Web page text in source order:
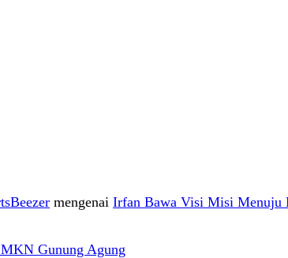
mengenai Irfan Bawa Visi Misi Menuju
Gunung Agung